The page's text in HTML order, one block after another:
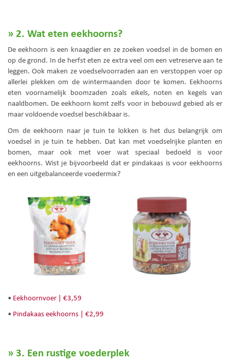
» 2. Wat eten eekhoorns?
De eekhoorn is een knaagdier en ze zoeken voedsel in de bomen en
op de grond. In de herfst eten ze extra veel om een vetreserve aan te
leggen. Ook maken ze voedselvoorraden aan en verstoppen voer op
allerlei plekken om de wintermaanden door te komen. Eekhoorns
eten voornamelijk boomzaden zoals eikels, noten en kegels van
naaldbomen. De eekhoorn komt zelfs voor in bebouwd gebied als er
maar voldoende voedsel beschikbaar is.
Om de eekhoorn naar je tuin te lokken is het dus belangrijk om
voedsel in je tuin te hebben. Dat kan met voedselrijke planten en
bomen, maar ook met voer wat speciaal bedoeld is voor
eekhoorns. Wist je bijvoorbeeld dat er pindakaas is voor eekhoorns
en een uitgebalanceerde voedermix?
• Eekhoornvoer | €3,59
• Pindakaas eekhoorns | €2,99
» 3. Een rustige voederplek